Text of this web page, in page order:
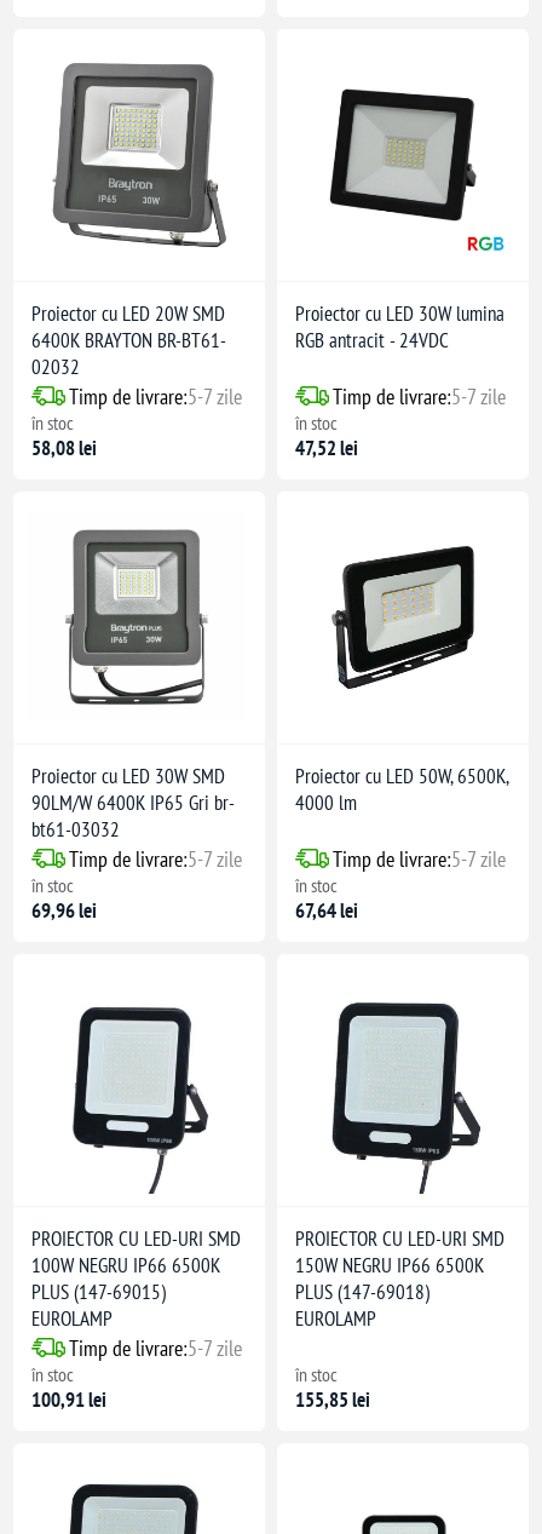
Proiector cu LED 20W SMD
6400K BRAYTON BR-BT61-
02032
Timp de livrare:5-7 zile
în stoc
58,08 lei
Proiector cu LED 30W lumina
RGB antracit - 24VDC
Timp de livrare:5-7 zile
în stoc
47,52 lei
Proiector cu LED 30W SMD
90LM/W 6400K IP65 Gri br-
bt61-03032
Timp de livrare:5-7 zile
în stoc
69,96 lei
Proiector cu LED 50W, 6500K,
4000 lm
Timp de livrare:5-7 zile
în stoc
67,64 lei
PROIECTOR CU LED-URI SMD
100W NEGRU IP66 6500K
PLUS (147-69015)
EUROLAMP
Timp de livrare:5-7 zile
în stoc
100,91 lei
PROIECTOR CU LED-URI SMD
150W NEGRU IP66 6500K
PLUS (147-69018)
EUROLAMP
în stoc
155,85 lei